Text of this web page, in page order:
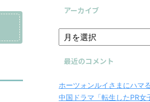
アーカイブ
最近のコメント
ホーツォンルイさまにハマ
中国ドラマ「転生したPR女